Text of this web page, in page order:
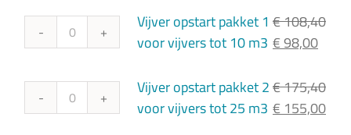
Vijver
pakket
1
Vijver opstart pakket 1
voor vijvers tot 10 m3
€108,40
was:
€ 108,40.
€98,00
is:
€
Vijver
Vijver opstart pakket 2
voor vijvers tot 25 m3
€175,40
€ 155,00